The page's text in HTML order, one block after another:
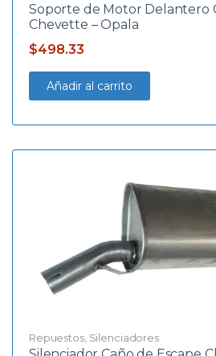
Soporte de Motor Delantero
Chevette – Opala
$498.33
Añadir al carrito
Repuestos, Silenciadores